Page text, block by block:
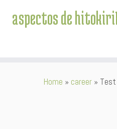
aspectos de
Home » career »